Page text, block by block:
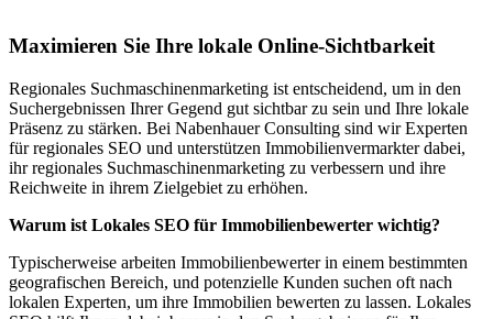
Maximieren Sie Ihre lokale Online-Sichtbarkeit
Regionales Suchmaschinenmarketing ist entscheidend, um in den
Suchergebnissen Ihrer Gegend gut sichtbar zu sein und Ihre lokale
Präsenz zu stärken. Bei Nabenhauer Consulting sind wir Experten
für regionales SEO und unterstützen Immobilienvermarkter dabei,
ihr regionales Suchmaschinenmarketing zu verbessern und ihre
Reichweite in ihrem Zielgebiet zu erhöhen.
Warum ist Lokales SEO für Immobilienbewerter wichtig?
Typischerweise arbeiten Immobilienbewerter in einem bestimmten
geografischen Bereich, und potenzielle Kunden suchen oft nach
lokalen Experten, um ihre Immobilien bewerten zu lassen. Lokales